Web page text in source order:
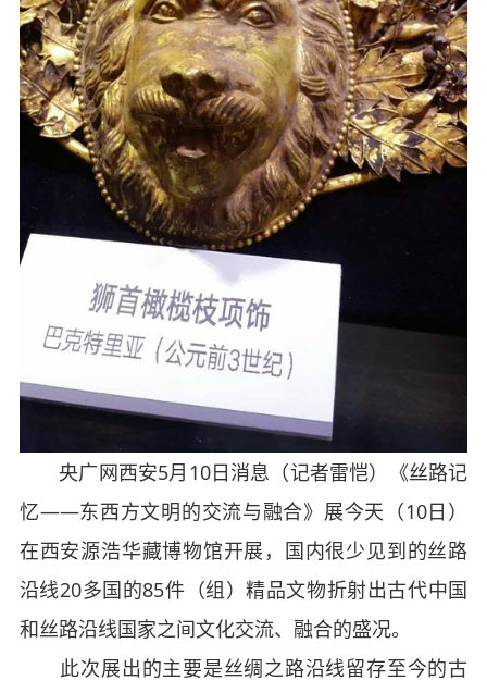
央广网西安5月 10日消息（记者雷恺）《丝路记
忆——东西方文明的交流与融合》展今天（10日）
在西安源浩华藏博物馆开展，国内很少见到的丝路
沿线20多国的85件（组）精品文物折射出古代中国
和丝路沿线国家之间文化交流、融合的盛况。
此次展出的主要是丝绸之路沿线留存至今的古